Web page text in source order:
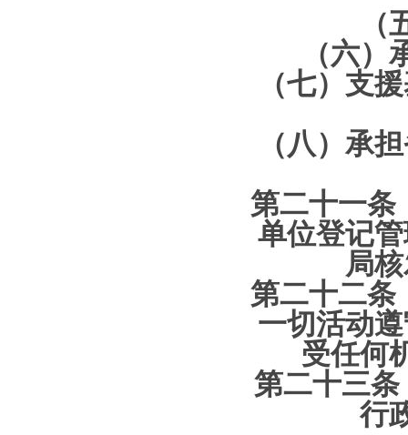
（六
（七）支
（八）承
第二十一
单位登记
局
第二十二
一切活动
受任何
第二十三条
行